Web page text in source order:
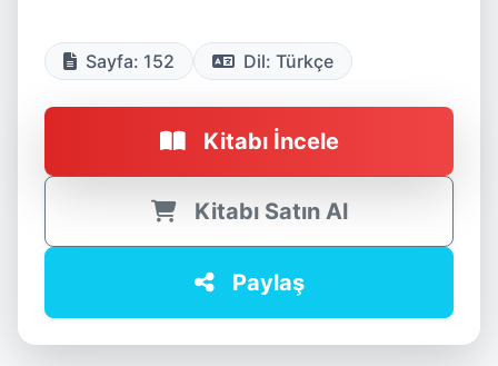
Sayfa: 152 Dil: Türkçe
Kitabı İncele
Kitabı Satın Al
Paylaş